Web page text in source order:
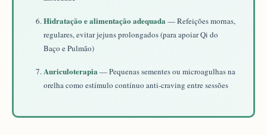
Hidratação e alimentação adequada — Refeições mornas,
regulares, evitar jejuns prolongados (para apoiar Qi do
Baço e Pulmão)
Auriculoterapia — Pequenas sementes ou microagulhas na
orelha como estímulo contínuo anti-craving entre sessões